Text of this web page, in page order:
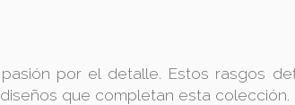
por el detalle. Estos rasgos
que completan esta colección.